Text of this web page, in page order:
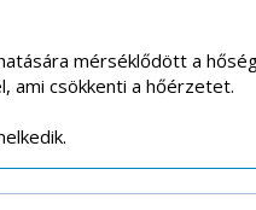
mérséklődött a
ami csökkenti a hőérzetet.